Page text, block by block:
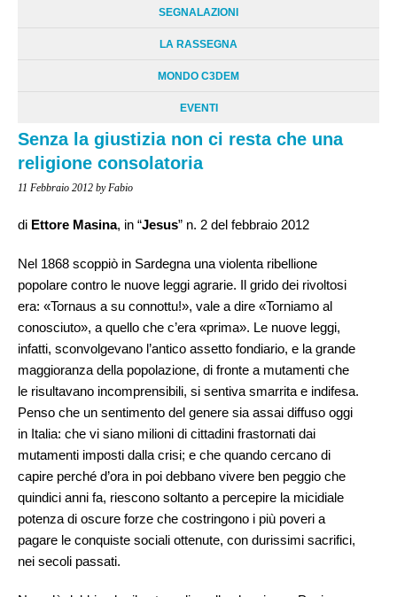
SEGNALAZIONI
LA RASSEGNA
MONDO C3DEM
EVENTI
Senza la giustizia non ci resta che una
religione consolatoria
11 Febbraio 2012 by Fabio
di Ettore Masina, in “Jesus” n. 2 del febbraio 2012
Nel 1868 scoppiò in Sardegna una violenta ribellione
popolare contro le nuove leggi agrarie. Il grido dei rivoltosi
era: «Tornaus a su connottu!», vale a dire «Torniamo al
conosciuto», a quello che c’era «prima». Le nuove leggi,
infatti, sconvolgevano l’antico assetto fondiario, e la grande
maggioranza della popolazione, di fronte a mutamenti che
le risultavano incomprensibili, si sentiva smarrita e indifesa.
Penso che un sentimento del genere sia assai diffuso oggi
in Italia: che vi siano milioni di cittadini frastornati dai
mutamenti imposti dalla crisi; e che quando cercano di
capire perché d’ora in poi debbano vivere ben peggio che
quindici anni fa, riescono soltanto a percepire la micidiale
potenza di oscure forze che costringono i più poveri a
pagare le conquiste sociali ottenute, con durissimi sacrifici,
nei secoli passati.